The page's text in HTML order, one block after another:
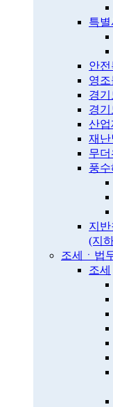
특
안
영조
경
경
산업
재난
무더
풍수
지
(지
조세ㆍ법
조세